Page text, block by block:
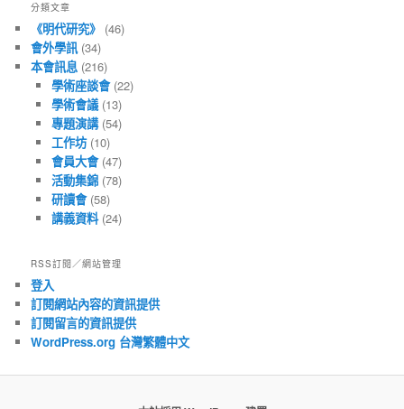
章
分類文章
《明代研究》 (46)
會外學訊(34)
本會訊息 (216)
學術座談會(22)
學術會議(13)
專題演講(54)
工作坊(10)
會員大會(47)
活動集錦(78)
研讀會(58)
講義資料(24)
RSS訂閱／網站管理
登入
訂閱網站內容的資訊提供
訂閱留言的資訊提供
WordPress.org 台灣繁體中文